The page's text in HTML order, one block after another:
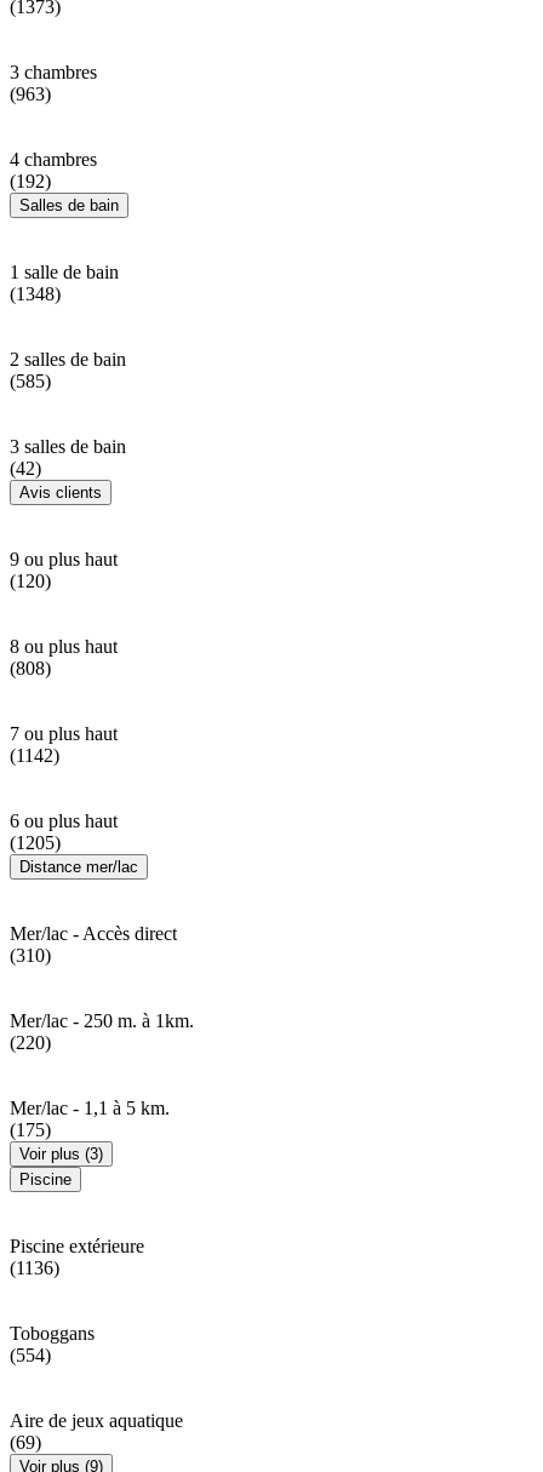
(1373)
3 chambres
(963)
4 chambres
(192)
Salles de bain
1 salle de bain
(1348)
2 salles de bain
(585)
3 salles de bain
(42)
Avis clients
9 ou plus haut
(120)
8 ou plus haut
(808)
7 ou plus haut
(1142)
6 ou plus haut
(1205)
Distance mer/lac
Mer/lac - Accès direct
(310)
Mer/lac - 250 m. à 1km.
(220)
Mer/lac - 1,1 à 5 km.
(175)
Voir plus (3)
Piscine
Piscine extérieure
(1136)
Toboggans
(554)
Aire de jeux aquatique
(69)
Voir plus (9)